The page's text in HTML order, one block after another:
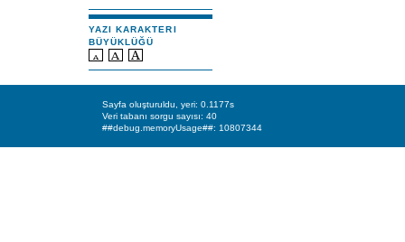
YAZI KARAKTERI
BÜYÜKLÜĞÜ
Sayfa oluşturuldu, yeri: 0.1177s
Veri tabanı sorgu sayısı: 40
##debug.memoryUsage##: 10807344